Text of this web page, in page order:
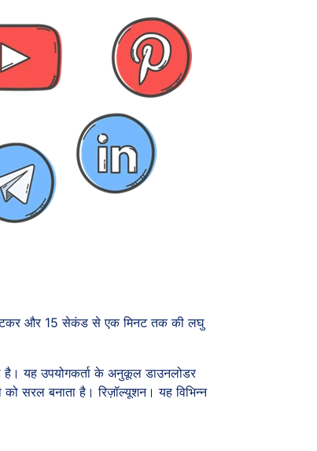
स्टिकर और 15 सेकंड से एक मिनट तक की लघु
है। यह उपयोगकर्ता के अनुकूल डाउनलोडर
सरल बनाता है। रिज़ॉल्यूशन। यह विभिन्न